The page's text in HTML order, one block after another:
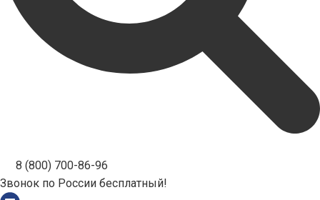
8 (800) 700-86-96
Звонок по России бесплатный!